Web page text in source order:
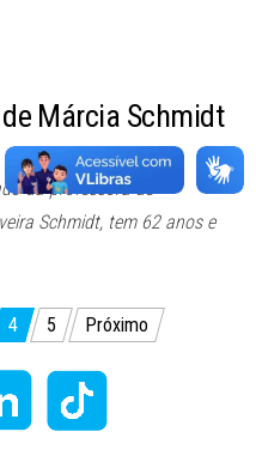
Márcia Schmidt
da professora de
Schmidt, tem 62 anos e
4 5 Próximo